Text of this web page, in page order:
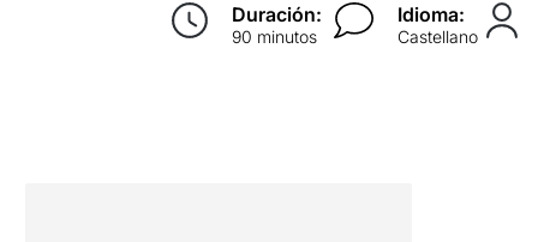
Duración:
90 minutos
Idioma:
Castellano